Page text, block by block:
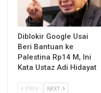
Diblokir Google Usai
Beri Bantuan ke
Palestina Rp14 M, Ini
Kata Ustaz Adi Hidayat
PREV NEXT